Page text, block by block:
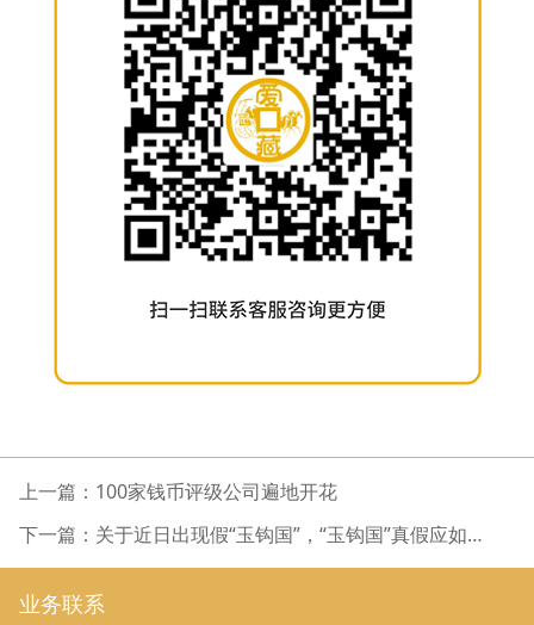
上一篇：100家钱币评级公司遍地开花
下一篇：关于近日出现假“玉钩国”，“玉钩国”真假应如何
辨别？
业务联系